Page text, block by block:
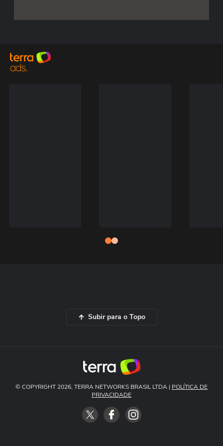
Subir para o Topo
© COPYRIGHT 2026, TERRA NETWORKS BRASIL LTDA | POLÍTICA DE
PRIVACIDADE